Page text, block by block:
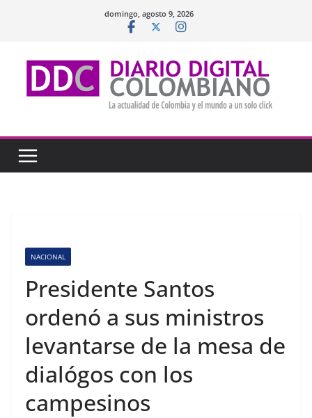
domingo, agosto 9, 2026
NACIONAL
Presidente Santos
ordenó a sus ministros
levantarse de la mesa de
dialógos con los
campesinos